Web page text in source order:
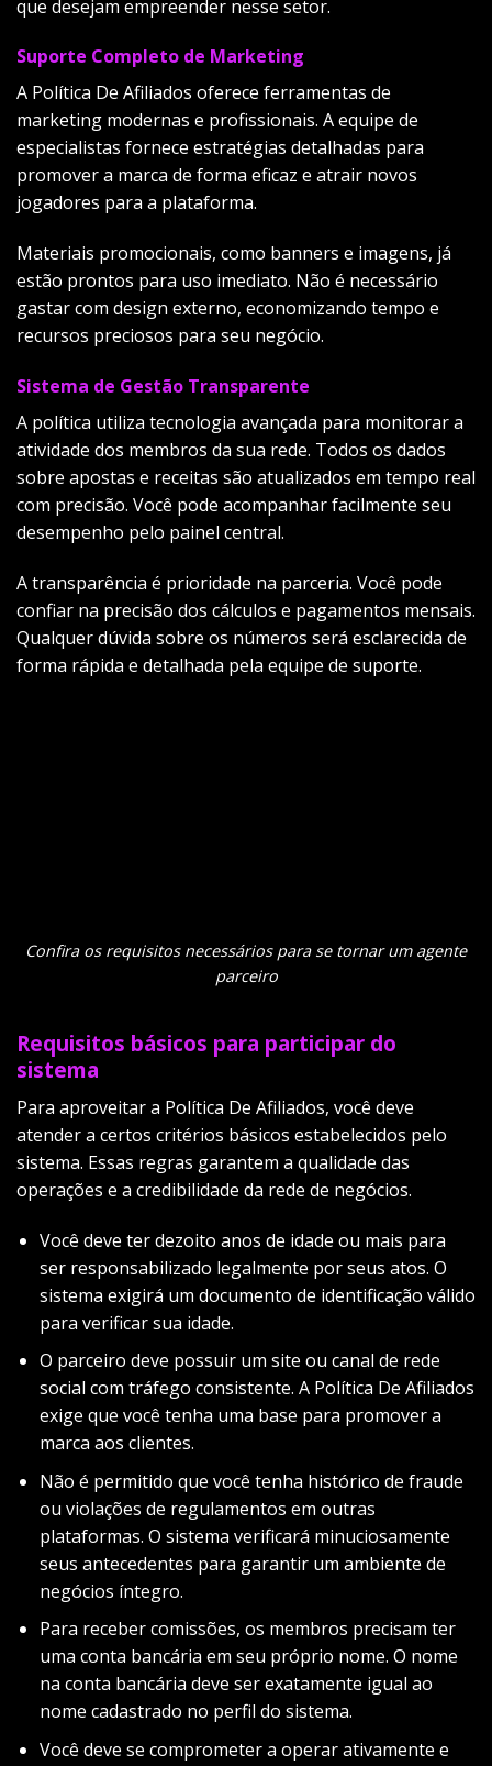
que desejam empreender nesse setor.
Suporte Completo de Marketing
A Política De Afiliados oferece ferramentas de
marketing modernas e profissionais. A equipe de
especialistas fornece estratégias detalhadas para
promover a marca de forma eficaz e atrair novos
jogadores para a plataforma.
Materiais promocionais, como banners e imagens, já
estão prontos para uso imediato. Não é necessário
gastar com design externo, economizando tempo e
recursos preciosos para seu negócio.
Sistema de Gestão Transparente
A política utiliza tecnologia avançada para monitorar a
atividade dos membros da sua rede. Todos os dados
sobre apostas e receitas são atualizados em tempo real
com precisão. Você pode acompanhar facilmente seu
desempenho pelo painel central.
A transparência é prioridade na parceria. Você pode
confiar na precisão dos cálculos e pagamentos mensais.
Qualquer dúvida sobre os números será esclarecida de
forma rápida e detalhada pela equipe de suporte.
Confira os requisitos necessários para se tornar um agente
parceiro
Requisitos básicos para participar do
sistema
Para aproveitar a Política De Afiliados, você deve
atender a certos critérios básicos estabelecidos pelo
sistema. Essas regras garantem a qualidade das
operações e a credibilidade da rede de negócios.
Você deve ter dezoito anos de idade ou mais para
ser responsabilizado legalmente por seus atos. O
sistema exigirá um documento de identificação válido
para verificar sua idade.
O parceiro deve possuir um site ou canal de rede
social com tráfego consistente. A Política De Afiliados
exige que você tenha uma base para promover a
marca aos clientes.
Não é permitido que você tenha histórico de fraude
ou violações de regulamentos em outras
plataformas. O sistema verificará minuciosamente
seus antecedentes para garantir um ambiente de
negócios íntegro.
Para receber comissões, os membros precisam ter
uma conta bancária em seu próprio nome. O nome
na conta bancária deve ser exatamente igual ao
nome cadastrado no perfil do sistema.
Você deve se comprometer a operar ativamente e